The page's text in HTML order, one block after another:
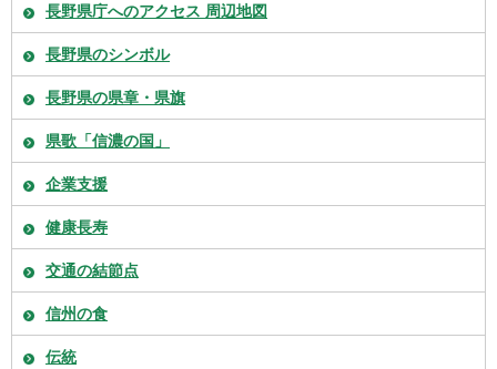
長野県庁へのアクセス 周辺地図
長野県のシンボル
長野県の県章・県旗
県歌「信濃の国」
企業支援
健康長寿
交通の結節点
信州の食
伝統